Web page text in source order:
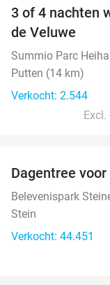
3 of 4 nachten
de Veluwe
Summio Parc
Putten (14 km)
Verkocht: 2.544
Dagentree
Belevenispark
Stein
Verkocht: 44.451